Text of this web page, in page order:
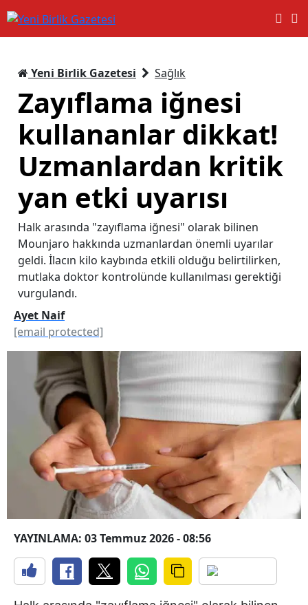
Yeni Birlik Gazetesi Sağlık
Zayıflama iğnesi
kullananlar dikkat!
Uzmanlardan kritik
yan etki uyarısı
Halk arasında "zayıflama iğnesi" olarak bilinen
Mounjaro hakkında uzmanlardan önemli uyarılar
geldi. İlacın kilo kaybında etkili olduğu belirtilirken,
mutlaka doktor kontrolünde kullanılması gerektiği
vurgulandı.
Ayet Naif
[email protected]
YAYINLAMA: 03 Temmuz 2026 - 08:56